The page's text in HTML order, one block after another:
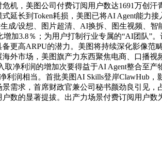
机，美图公司付费订阅用户数达1691万创
延长到Token耗损，美图已将AI Agent能
成/设想、图片超清、AI换拆、图生视频、
加3.8％；为用户打制行业专属的“AI团队”
更高ARPU的潜力。美图将持续深化影像
外市场，美图旗产力东西聚焦电商、口播
净利润的增加次要得益于AI Agent整合至
利润相当。首批美图AI Skills登岸ClawHub
需求，首席财政官兼公司秘书颜劲良引见
数的显著提拔。出产力场景付费订阅用户数